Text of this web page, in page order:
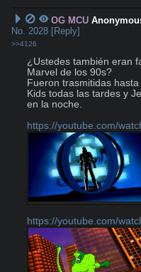
OG MCU
No. 2028 [Reply]
>>4126
¿Ustedes también eran
Marvel de los 90s?
Fueron trasmitidas
Kids todas las tardes y
en la noche.
https://youtube.com/
https://youtube.com/